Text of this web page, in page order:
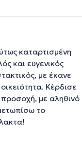
καταρτισμένη
και ευγενικός
με έκανε
Κέρδισε
με αληθινό
το